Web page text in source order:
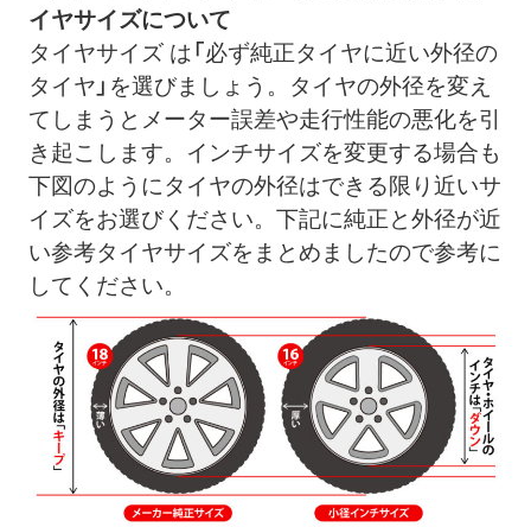
イヤサイズについて
タイヤサイズ は「必ず純正タイヤに近い外径の
タイヤ」を選びましょう。タイヤの外径を変え
てしまうとメーター誤差や走行性能の悪化を引
き起こします。インチサイズを変更する場合も
下図のようにタイヤの外径はできる限り近いサ
イズをお選びください。下記に純正と外径が近
い参考タイヤサイズをまとめましたので参考に
してください。